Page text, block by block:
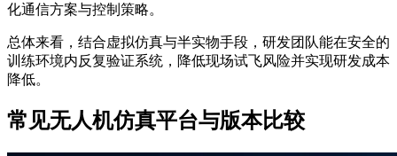
化通信方案与控制策略。
总体来看，结合虚拟仿真与半实物手段，研发团队能在安全的
训练环境内反复验证系统，降低现场试飞风险并实现研发成本
降低。
常见无人机仿真平台与版本比较